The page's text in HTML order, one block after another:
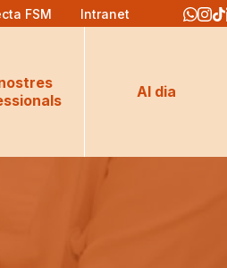
FSM Intranet
Al dia